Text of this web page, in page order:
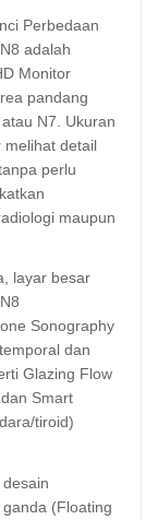
Perbedaan
adalah
Monitor
pandang
N7. Ukuran
melihat detail
perlu
maupun
layar besar
Sonography
dan
Glazing Flow
Smart
tiroid)
(Floating